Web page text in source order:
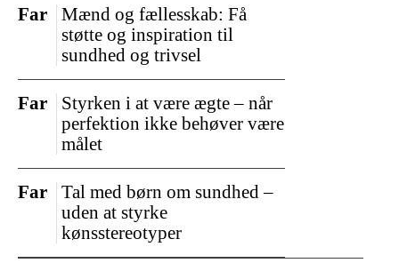
Mænd og fællesskab: Få
støtte og inspiration til
sundhed og trivsel
Far
Styrken i at være ægte – når
perfektion ikke behøver være
målet
Far
Tal med børn om sundhed –
uden at styrke
kønsstereotyper
Far